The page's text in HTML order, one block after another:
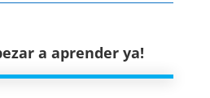
a aprender ya!